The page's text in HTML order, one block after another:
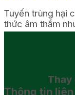
Tuyến trùng hại
thức âm thầm
Thay
Thông tin liên